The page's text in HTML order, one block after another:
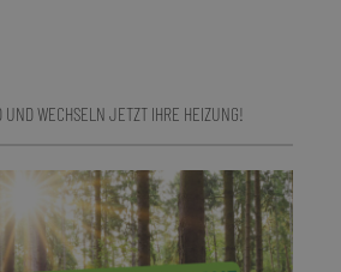
UND WECHSELN JETZT IHRE HEIZUNG!